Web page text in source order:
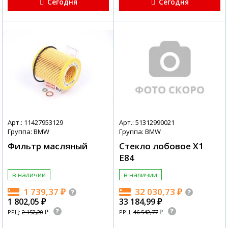
Арт.: 11427953129
Группа: BMW
Фильтр масляный
в наличии
1 739,37 ₽
1 802,05 ₽
РРЦ: 2 152,20 ₽
Арт.: 51312990021
Группа: BMW
Стекло лобовое X1
E84
в наличии
32 030,73 ₽
33 184,99₽
РРЦ: 46 542,77 ₽